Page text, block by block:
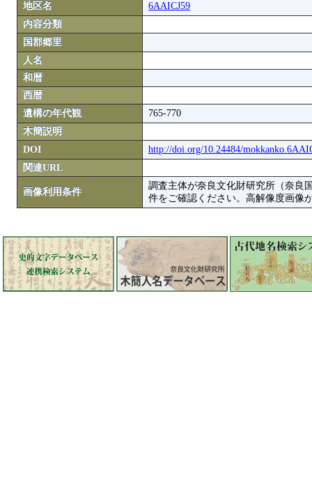
地区名
6AAICJ59
内容分類
国郡郷里
人名
和暦
西暦
遺構の年代観
765-770
木簡説明
DOI
http://doi.org/10.24484/
関連URL
画像利用条件
調査主体が奈良文化財研究所（奈良
件をご確認ください。高解像度画像